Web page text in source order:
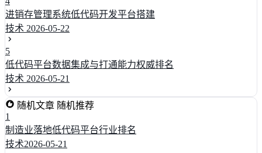
进销存管理系统低代码开发平台搭建
技术 2026-05-22
5
低代码平台数据集成与打通能力权威排名
技术 2026-05-21
随机文章 随机推荐
1
制造业落地低代码平台行业排名
技术2026-05-21